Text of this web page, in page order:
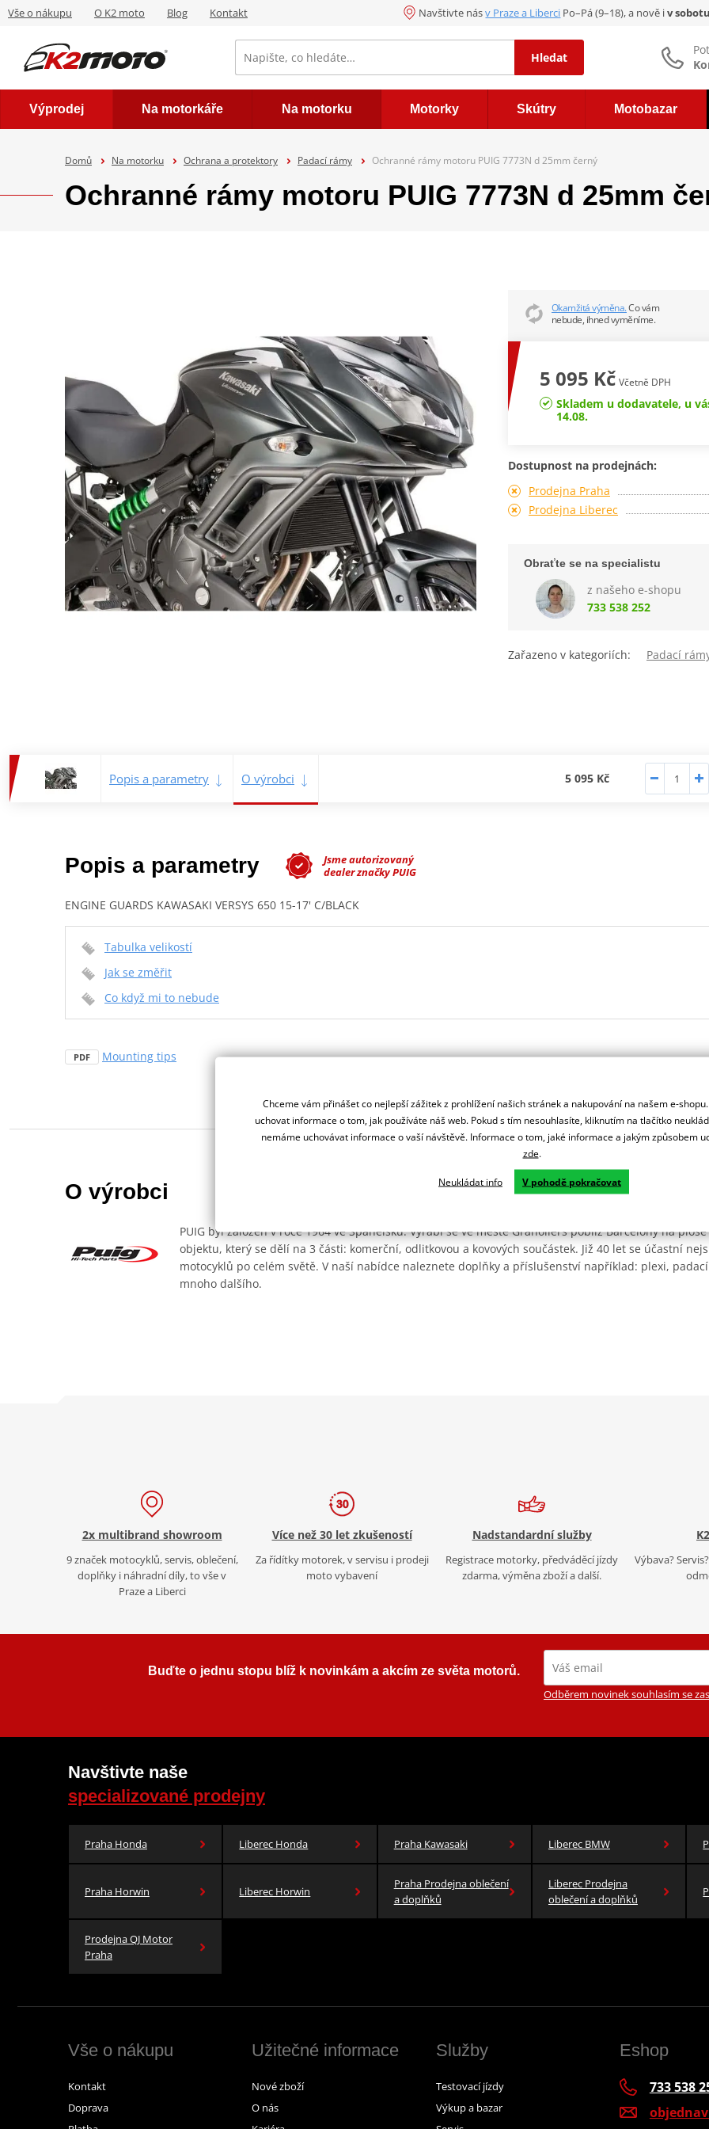
Vše o nákupu O K2 moto Blog Kontakt Navštivte násv Praze a Liberci Po–Pá (9–18), a nově iv sobotu
Hledat
Výprodej Na motorkáře Na motorku Motorky Skútry Motobazar
Domů Na motorku Ochrana a protektory Padací rámy Ochranné rámy motoru PUIG 7773N d 25mm černý
Ochranné rámy motoru PUIG 7773N d 25mm
Okamžitá výměna.Co vám
nebude, ihned vyměníme.
5 095 Kč Včetně DPH
Skladem u dodavatele, u
14.08.
Dostupnost na prodejnách:
Prodejna Praha
Prodejna Liberec
Obraťte se na specialistu
z našeho e-shopu
733 538 252
Zařazeno v kategoriích: Padací
Popis a parametry O výrobci 5 095 Kč
Popis a parametry
Jsme autorizovaný
dealer značky PUIG
ENGINE GUARDS KAWASAKI VERSYS 650 15-17' C/BLACK
Tabulka velikostí
Jak se změřit
Co když mi to nebude
PDF Mounting tips
O výrobci
PUIG byl založen v roce 1964 ve Španělsku. Vyrábí se ve městě Granollers poblíž Barcelony na ploše
objektu, který se dělí na 3 části: komerční, odlitkovou a kovových součástek. Již 40 let se účastní
motocyklů po celém světě. V naší nabídce naleznete doplňky a příslušenství například: plexi,
mnoho dalšího.
2x multibrand showroom
9 značek motocyklů, servis, oblečení,
doplňky i náhradní díly, to vše v
Praze a Liberci
Více než 30 let zkušeností
Za řídítky motorek, v servisu i prodeji
moto vybavení
Nadstandardní služby
Registrace motorky, předváděcí jízdy
zdarma, výměna zboží a další.
Výbava?
Buďte o jednu stopu blíž k novinkám a akcím ze světa motorů.
Odběrem novinek souhlasím se
Navštivte naše
specializované prodejny
Praha Honda Liberec Honda Praha Kawasaki Liberec BMW
Praha Horwin Liberec Horwin
Praha Prodejna oblečení
a doplňků
Liberec Prodejna
oblečení a doplňků
Prodejna QJ Motor
Praha
Vše o nákupu
Kontakt
Doprava
Užitečné informace
Nové zboží
O nás
Služby
Testovací jízdy
Výkup a bazar
Eshop
733 538
Chceme vám přinášet co nejlepší zážitek z prohlížení našich stránek a nakupování na našem e-
uchovat informace o tom, jak používáte náš web. Pokud s tím nesouhlasíte, kliknutím na tlačítko
nemáme uchovávat informace o vaší návštěvě. Informace o tom, jaké informace a jakým způsobem
zde.
Neukládat info V pohodě pokračovat